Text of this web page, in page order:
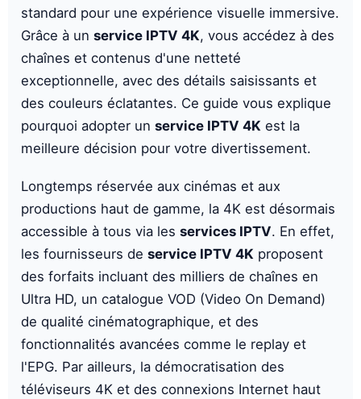
standard pour une expérience visuelle immersive.
Grâce à un service IPTV 4K, vous accédez à des
chaînes et contenus d'une netteté
exceptionnelle, avec des détails saisissants et
des couleurs éclatantes. Ce guide vous explique
pourquoi adopter un service IPTV 4K est la
meilleure décision pour votre divertissement.
Longtemps réservée aux cinémas et aux
productions haut de gamme, la 4K est désormais
accessible à tous via les services IPTV. En effet,
les fournisseurs de service IPTV 4K proposent
des forfaits incluant des milliers de chaînes en
Ultra HD, un catalogue VOD (Video On Demand)
de qualité cinématographique, et des
fonctionnalités avancées comme le replay et
l'EPG. Par ailleurs, la démocratisation des
téléviseurs 4K et des connexions Internet haut